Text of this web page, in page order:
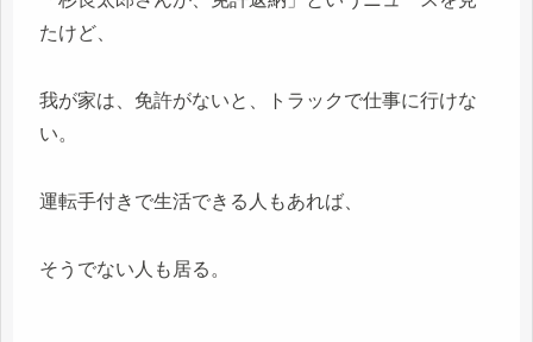
たけど、
我が家は、免許がないと、トラックで仕事に行けな
い。
運転手付きで生活できる人もあれば、
そうでない人も居る。